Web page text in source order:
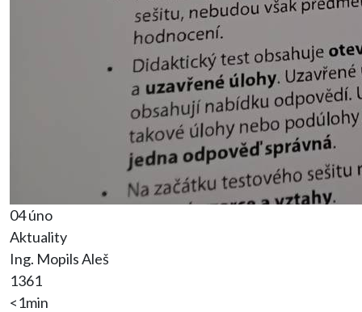
04 úno
Aktuality
Ing. Mopils Aleš
1361
<1min